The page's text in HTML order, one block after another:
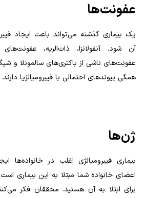
عفونت‌ها
یک بیماری گذشته می‌تواند باعث ایجاد
آن شود. آنفولانزا، ذات‌الریه،
عفونت‌های ناشی از باکتری‌های سالمونلا و
همگی پیوندهای احتمالی با فیبرومیالژیا دارند.
ژن‌ها
بیماری فیبرومیالژی اغلب در خانواده‌ها
اعضای خانواده شما مبتلا به این بیماری
برای ابتلا به آن هستید. محققان فکر